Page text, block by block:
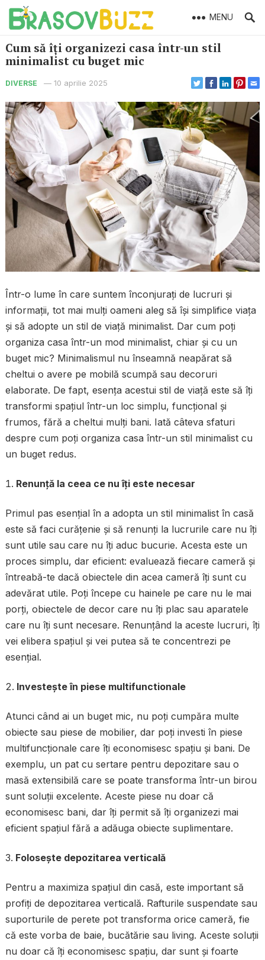
MENU
Cum să îți organizezi casa într-un stil
minimalist cu buget mic
DIVERSE — 10 aprilie 2025
Într-o lume în care suntem înconjurați de lucruri și
informații, tot mai mulți oameni aleg să își simplifice viața
și să adopte un stil de viață minimalist. Dar cum poți
organiza casa într-un mod minimalist, chiar și cu un
buget mic? Minimalismul nu înseamnă neapărat să
cheltui o avere pe mobilă scumpă sau decoruri
elaborate. De fapt, esența acestui stil de viață este să îți
transformi spațiul într-un loc simplu, funcțional și
frumos, fără a cheltui mulți bani. Iată câteva sfaturi
despre cum poți organiza casa într-un stil minimalist cu
un buget redus.
Renunță la ceea ce nu îți este necesar
Primul pas esențial în a adopta un stil minimalist în casă
este să faci curățenie și să renunți la lucrurile care nu îți
sunt utile sau care nu îți aduc bucurie. Acesta este un
proces simplu, dar eficient: evaluează fiecare cameră și
întreabă-te dacă obiectele din acea cameră îți sunt cu
adevărat utile. Poți începe cu hainele pe care nu le mai
porți, obiectele de decor care nu îți plac sau aparatele
care nu îți sunt necesare. Renunțând la aceste lucruri, îți
vei elibera spațiul și vei putea să te concentrezi pe
esențial.
Investește în piese multifunctionale
Atunci când ai un buget mic, nu poți cumpăra multe
obiecte sau piese de mobilier, dar poți investi în piese
multifuncționale care îți economisesc spațiu și bani. De
exemplu, un pat cu sertare pentru depozitare sau o
masă extensibilă care se poate transforma într-un birou
sunt soluții excelente. Aceste piese nu doar că
economisesc bani, dar îți permit să îți organizezi mai
eficient spațiul fără a adăuga obiecte suplimentare.
Folosește depozitarea verticală
Pentru a maximiza spațiul din casă, este important să
profiți de depozitarea verticală. Rafturile suspendate sau
suporturile de perete pot transforma orice cameră, fie
că este vorba de baie, bucătărie sau living. Aceste soluții
nu doar că îți economisesc spațiu, dar sunt și foarte